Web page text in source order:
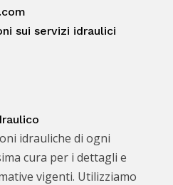
sui servizi idraulici
idrauliche di ogni
cura per i dettagli e
vigenti. Utilizziamo